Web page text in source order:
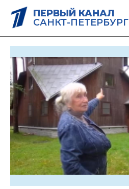
ПЕРВЫЙ КАНАЛ
САНКТ-ПЕТЕРБУРГ